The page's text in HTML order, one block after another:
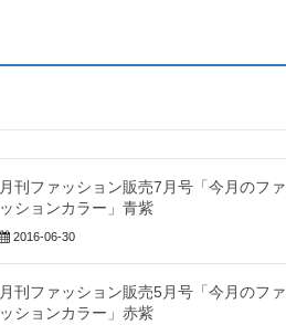
月刊ファッション販売7月号「今月のファ
ッションカラー」青紫
2016-06-30
月刊ファッション販売5月号「今月のファ
ッションカラー」赤紫